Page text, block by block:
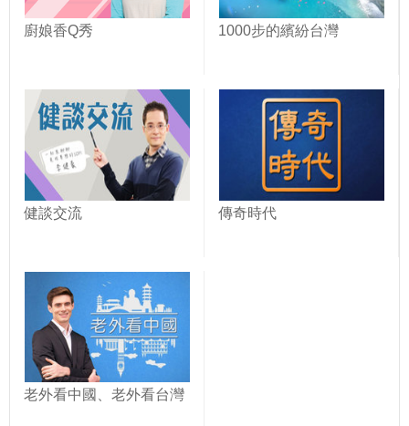
廚娘香Q秀 1000步的繽紛台灣
健談交流 傳奇時代
老外看中國、老外看台灣